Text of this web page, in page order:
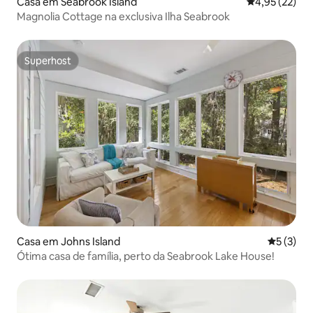
Magnolia Cottage na exclusiva Ilha Seabrook
Superhost
Superhost
Casa em Johns Island
5 (3)
Ótima casa de família, perto da Seabrook Lake House!